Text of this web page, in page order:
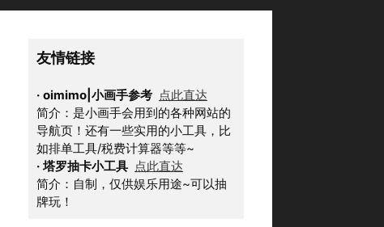
友情链接
· oimimo|小画手参考 点此直达
简介：是小画手会用到的各种网站的
导航页！还有一些实用的小工具，比
如排单工具/税费计算器等等~
· 塔罗抽卡小工具 点此直达
简介：自制，仅供娱乐用途~可以抽
牌玩！